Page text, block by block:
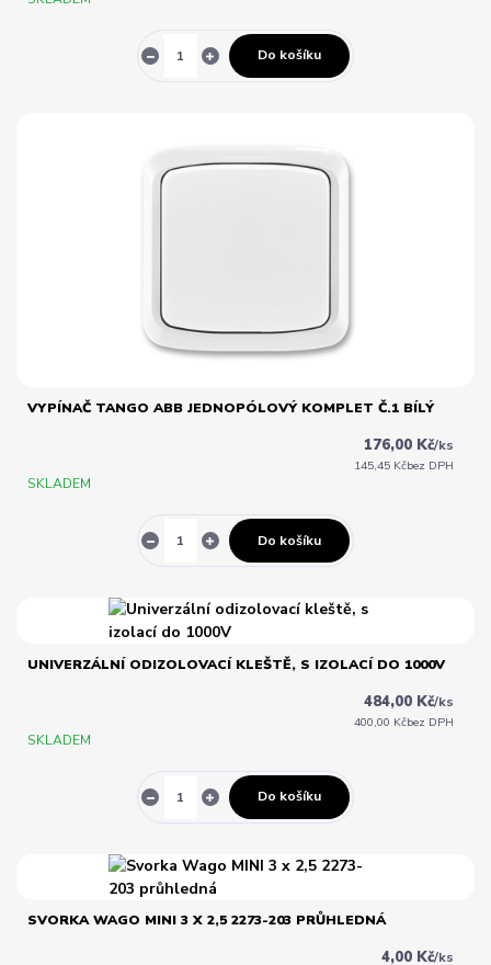
Do košíku
VYPÍNAČ TANGO ABB JEDNOPÓLOVÝ KOMPLET Č.1 BÍLÝ
176,00 Kč/ks
145,45 Kčbez DPH
SKLADEM
Do košíku
UNIVERZÁLNÍ ODIZOLOVACÍ KLEŠTĚ, S IZOLACÍ DO 1000V
484,00 Kč/ks
400,00 Kčbez DPH
SKLADEM
Do košíku
SVORKA WAGO MINI 3 X 2,5 2273-203 PRŮHLEDNÁ
4,00 Kč/ks